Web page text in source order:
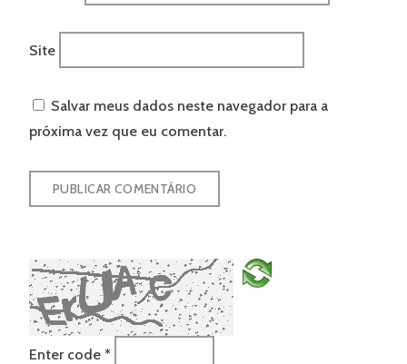
Site
Salvar meus dados neste navegador para a
próxima vez que eu comentar.
Enter code *